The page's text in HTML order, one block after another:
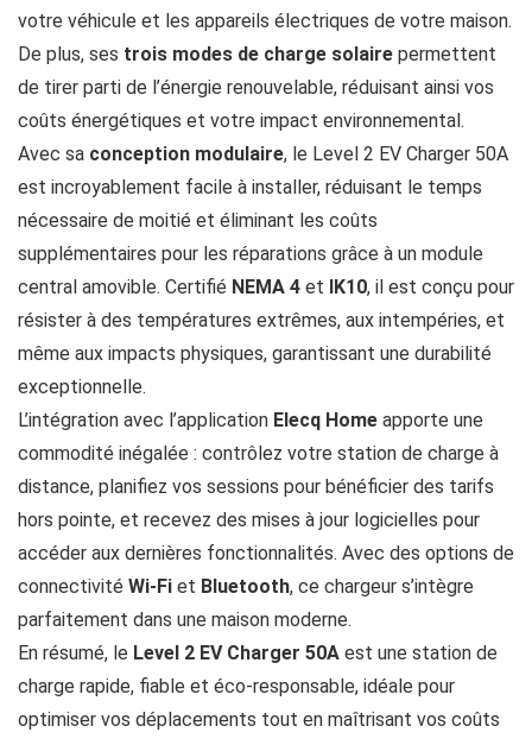
votre véhicule et les appareils électriques de votre maison.
De plus, ses trois modes de charge solaire permettent
de tirer parti de l’énergie renouvelable, réduisant ainsi vos
coûts énergétiques et votre impact environnemental.
Avec sa conception modulaire, le Level 2 EV Charger 50A
est incroyablement facile à installer, réduisant le temps
nécessaire de moitié et éliminant les coûts
supplémentaires pour les réparations grâce à un module
central amovible. Certifié NEMA 4 et IK10, il est conçu pour
résister à des températures extrêmes, aux intempéries, et
même aux impacts physiques, garantissant une durabilité
exceptionnelle.
L’intégration avec l’application Elecq Home apporte une
commodité inégalée : contrôlez votre station de charge à
distance, planifiez vos sessions pour bénéficier des tarifs
hors pointe, et recevez des mises à jour logicielles pour
accéder aux dernières fonctionnalités. Avec des options de
connectivité Wi-Fi et Bluetooth, ce chargeur s’intègre
parfaitement dans une maison moderne.
En résumé, le Level 2 EV Charger 50A est une station de
charge rapide, fiable et éco-responsable, idéale pour
optimiser vos déplacements tout en maîtrisant vos coûts